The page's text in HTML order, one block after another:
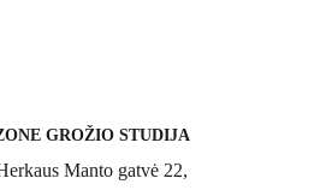
GROŽIO STUDIJA
Manto gatvė 22,